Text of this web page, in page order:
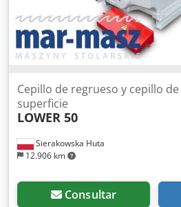
Sierakowska Huta
12.906 km
Cepillo de regrueso y cepillo de
superficie
LOWER 50
Consultar